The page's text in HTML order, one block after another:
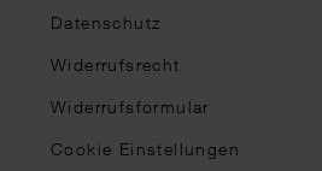
Datenschutz
Widerrufsrecht
Widerrufsformular
Cookie Einstellungen